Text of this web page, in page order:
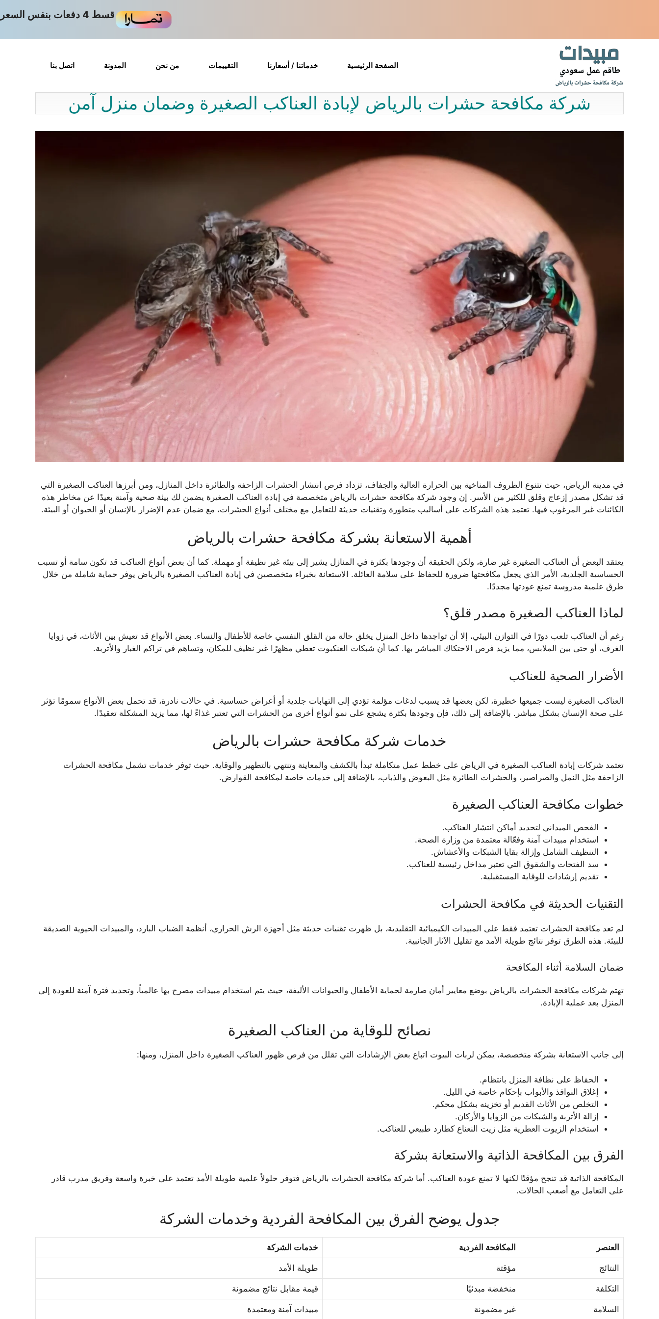
قسط 4 دفعات بنفس السعر
الصفحة الرئيسية خدماتنا / أسعارنا التقييمات من نحن المدونة اتصل بنا
شركة مكافحة حشرات بالرياض لإبادة العناكب الصغيرة وضمان منزل آمن
في مدينة الرياض، حيث تتنوع الظروف المناخية بين الحرارة العالية والجفاف، تزداد فرص انتشار الحشرات الزاحفة والطائرة داخل المنازل، ومن أبرزها العناكب الصغيرة التي
قد تشكل مصدر إزعاج وقلق للكثير من الأسر. إن وجود شركة مكافحة حشرات بالرياض متخصصة في إبادة العناكب الصغيرة يضمن لك بيئة صحية وآمنة بعيدًا عن مخاطر هذه
الكائنات غير المرغوب فيها. تعتمد هذه الشركات على أساليب متطورة وتقنيات حديثة للتعامل مع مختلف أنواع الحشرات، مع ضمان عدم الإضرار بالإنسان أو الحيوان أو البيئة.
أهمية الاستعانة بشركة مكافحة حشرات بالرياض
يعتقد البعض أن العناكب الصغيرة غير ضارة، ولكن الحقيقة أن وجودها بكثرة في المنازل يشير إلى بيئة غير نظيفة أو مهملة. كما أن بعض أنواع العناكب قد تكون سامة أو تسبب
الحساسية الجلدية، الأمر الذي يجعل مكافحتها ضرورة للحفاظ على سلامة العائلة. الاستعانة بخبراء متخصصين في إبادة العناكب الصغيرة بالرياض يوفر حماية شاملة من خلال
طرق علمية مدروسة تمنع عودتها مجددًا.
لماذا العناكب الصغيرة مصدر قلق؟
رغم أن العناكب تلعب دورًا في التوازن البيئي، إلا أن تواجدها داخل المنزل يخلق حالة من القلق النفسي خاصة للأطفال والنساء. بعض الأنواع قد تعيش بين الأثاث، في زوايا
الغرف، أو حتى بين الملابس، مما يزيد فرص الاحتكاك المباشر بها. كما أن شبكات العنكبوت تعطي مظهرًا غير نظيف للمكان، وتساهم في تراكم الغبار والأتربة.
الأضرار الصحية للعناكب
العناكب الصغيرة ليست جميعها خطيرة، لكن بعضها قد يسبب لدغات مؤلمة تؤدي إلى التهابات جلدية أو أعراض حساسية. في حالات نادرة، قد تحمل بعض الأنواع سمومًا تؤثر
على صحة الإنسان بشكل مباشر. بالإضافة إلى ذلك، فإن وجودها بكثرة يشجع على نمو أنواع أخرى من الحشرات التي تعتبر غذاءً لها، مما يزيد المشكلة تعقيدًا.
خدمات شركة مكافحة حشرات بالرياض
تعتمد شركات إبادة العناكب الصغيرة في الرياض على خطط عمل متكاملة تبدأ بالكشف والمعاينة وتنتهي بالتطهير والوقاية. حيث توفر خدمات تشمل مكافحة الحشرات
الزاحفة مثل النمل والصراصير، والحشرات الطائرة مثل البعوض والذباب، بالإضافة إلى خدمات خاصة لمكافحة القوارض.
خطوات مكافحة العناكب الصغيرة
الفحص الميداني لتحديد أماكن انتشار العناكب.
استخدام مبيدات آمنة وفعّالة معتمدة من وزارة الصحة.
التنظيف الشامل وإزالة بقايا الشبكات والأعشاش.
سد الفتحات والشقوق التي تعتبر مداخل رئيسية للعناكب.
تقديم إرشادات للوقاية المستقبلية.
التقنيات الحديثة في مكافحة الحشرات
لم تعد مكافحة الحشرات تعتمد فقط على المبيدات الكيميائية التقليدية، بل ظهرت تقنيات حديثة مثل أجهزة الرش الحراري، أنظمة الضباب البارد، والمبيدات الحيوية الصديقة
للبيئة. هذه الطرق توفر نتائج طويلة الأمد مع تقليل الآثار الجانبية.
ضمان السلامة أثناء المكافحة
تهتم شركات مكافحة الحشرات بالرياض بوضع معايير أمان صارمة لحماية الأطفال والحيوانات الأليفة، حيث يتم استخدام مبيدات مصرح بها عالمياً، وتحديد فترة آمنة للعودة إلى
المنزل بعد عملية الإبادة.
نصائح للوقاية من العناكب الصغيرة
إلى جانب الاستعانة بشركة متخصصة، يمكن لربات البيوت اتباع بعض الإرشادات التي تقلل من فرص ظهور العناكب الصغيرة داخل المنزل، ومنها:
الحفاظ على نظافة المنزل بانتظام.
إغلاق النوافذ والأبواب بإحكام خاصة في الليل.
التخلص من الأثاث القديم أو تخزينه بشكل محكم.
إزالة الأتربة والشبكات من الزوايا والأركان.
استخدام الزيوت العطرية مثل زيت النعناع كطارد طبيعي للعناكب.
الفرق بين المكافحة الذاتية والاستعانة بشركة
المكافحة الذاتية قد تنجح مؤقتًا لكنها لا تمنع عودة العناكب. أما شركة مكافحة الحشرات بالرياض فتوفر حلولاً علمية طويلة الأمد تعتمد على خبرة واسعة وفريق مدرب قادر
على التعامل مع أصعب الحالات.
جدول يوضح الفرق بين المكافحة الفردية وخدمات الشركة
العنصر المكافحة الفردية خدمات الشركة
النتائج مؤقتة طويلة الأمد
التكلفة منخفضة مبدئيًا قيمة مقابل نتائج مضمونة
السلامة غير مضمونة مبيدات آمنة ومعتمدة